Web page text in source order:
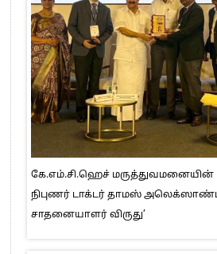
கே.எம்.சி.ஹெச் மருத்துவமனையின்
நிபுணர் டாக்டர் தாமஸ்
சாதனையாளர் விருது’